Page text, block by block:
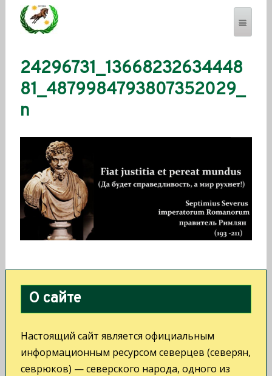
SEVERENSES.COM
24296731_13668232634448
81_4879984793807352029_
n
О сайте
Настоящий сайт является официальным
информационным ресурсом северцев (северян,
севрюков) — северского народа, одного из